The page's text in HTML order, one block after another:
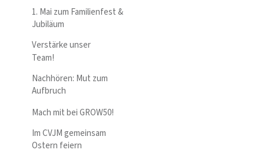
1. Mai zum Familienfest &
Jubiläum
Verstärke unser
Team!
Nachhören: Mut zum
Aufbruch
Mach mit bei GROW50!
Im CVJM gemeinsam
Ostern feiern